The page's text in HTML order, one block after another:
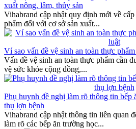
xuất nông, lâm, thủy sản
Vihabrand cập nhật quy định mới về
phẩm đối với cơ sở sản xuất...
Ví sao vấn đề vệ sinh an toàn thực
Vấn đề vệ sinh an toàn thực phẩm cần
vệ sức khỏe cộng đồng,...
Phụ huynh đề nghị làm rõ thông tin bếp
thụ lợn bệnh
Vihabrand cập nhật thông tin liên quan
làm rõ các bếp ăn trường học...